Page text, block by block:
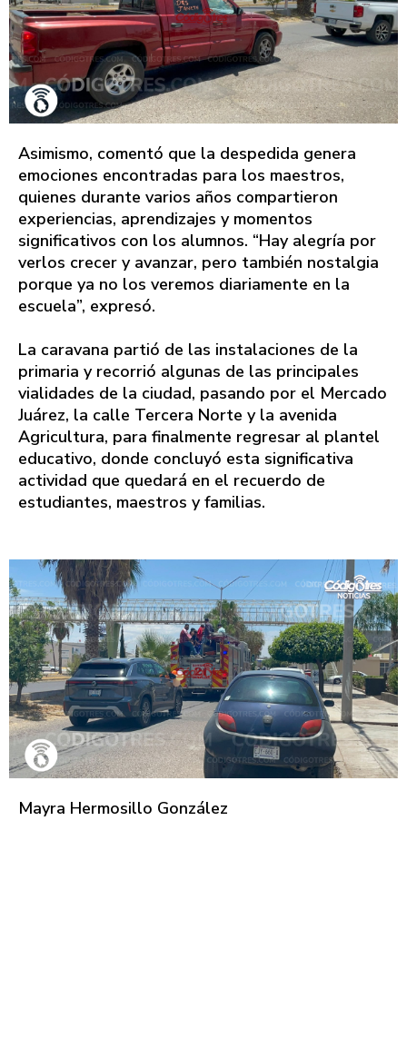
Asimismo, comentó que la despedida genera
emociones encontradas para los maestros,
quienes durante varios años compartieron
experiencias, aprendizajes y momentos
significativos con los alumnos. “Hay alegría por
verlos crecer y avanzar, pero también nostalgia
porque ya no los veremos diariamente en la
escuela”, expresó.
La caravana partió de las instalaciones de la
primaria y recorrió algunas de las principales
vialidades de la ciudad, pasando por el Mercado
Juárez, la calle Tercera Norte y la avenida
Agricultura, para finalmente regresar al plantel
educativo, donde concluyó esta significativa
actividad que quedará en el recuerdo de
estudiantes, maestros y familias.
Mayra Hermosillo González